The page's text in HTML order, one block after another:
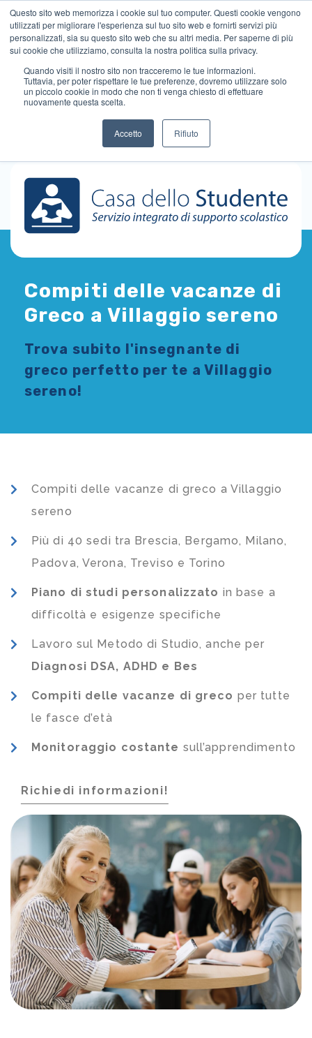
Questo sito web memorizza i cookie sul tuo computer. Questi cookie vengono
utilizzati per migliorare l'esperienza sul tuo sito web e fornirti servizi più
personalizzati, sia su questo sito web che su altri media. Per saperne di più
sui cookie che utilizziamo, consulta la nostra politica sulla privacy.
Quando visiti il ​​nostro sito non tracceremo le tue informazioni.
Tuttavia, per poter rispettare le tue preferenze, dovremo utilizzare solo
un piccolo cookie in modo che non ti venga chiesto di effettuare
nuovamente questa scelta.
Accetto Rifiuto
Compiti delle vacanze di
Greco a Villaggio sereno
Trova subito l'insegnante di
greco perfetto per te a Villaggio
sereno!
Compiti delle vacanze di greco a Villaggio
sereno
Più di 40 sedi tra Brescia, Bergamo, Milano,
Padova, Verona, Treviso e Torino
Piano di studi personalizzato in base a
difficoltà e esigenze specifiche
Lavoro sul Metodo di Studio, anche per
Diagnosi DSA, ADHD e Bes
Compiti delle vacanze di greco per tutte
le fasce d’età
Monitoraggio costante sull’apprendimento
Richiedi informazioni!